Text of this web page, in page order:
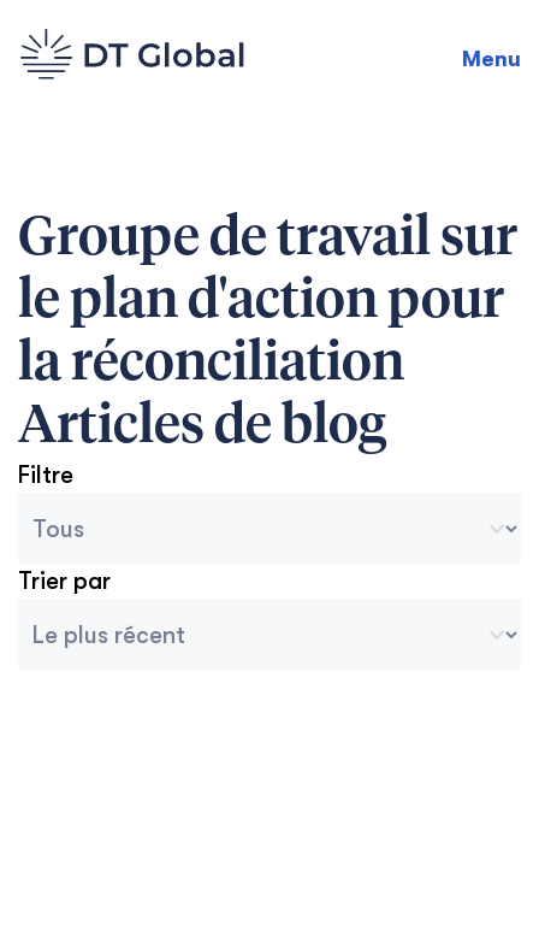
Menu
Groupe de travail sur
le plan d'action pour
la réconciliation
Articles de blog
Filtre
Trier par